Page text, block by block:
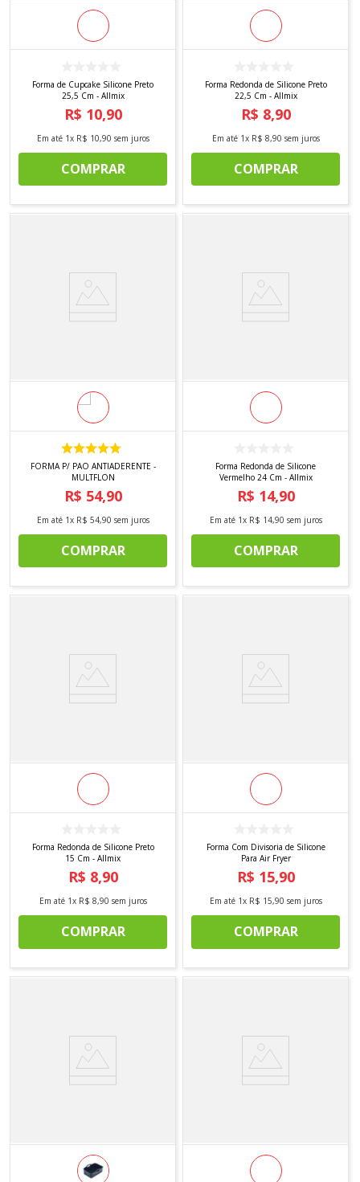
Forma de Cupcake Silicone Preto
25,5 Cm - Allmix
R$ 10,90
Em até 1x R$ 10,90 sem juros
COMPRAR
Forma Redonda de Silicone Preto
22,5 Cm - Allmix
R$ 8,90
Em até 1x R$ 8,90 sem juros
COMPRAR
FORMA P/ PAO ANTIADERENTE -
MULTFLON
R$ 54,90
Em até 1x R$ 54,90 sem juros
COMPRAR
Forma Redonda de Silicone
Vermelho 24 Cm - Allmix
R$ 14,90
Em até 1x R$ 14,90 sem juros
COMPRAR
Forma Redonda de Silicone Preto
15 Cm - Allmix
R$ 8,90
Em até 1x R$ 8,90 sem juros
COMPRAR
Forma Com Divisoria de Silicone
Para Air Fryer
R$ 15,90
Em até 1x R$ 15,90 sem juros
COMPRAR